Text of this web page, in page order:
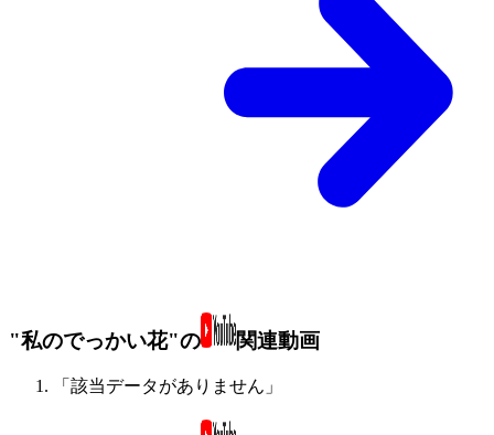
"私のでっかい花"の 関連動画
「該当データがありません」